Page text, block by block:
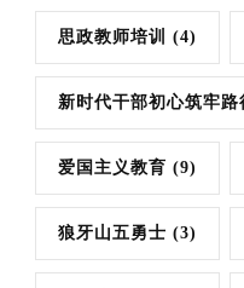
思政教师培训 (4)
新时代干部初心筑牢路
爱国主义教育 (9)
狼牙山五勇士 (3)